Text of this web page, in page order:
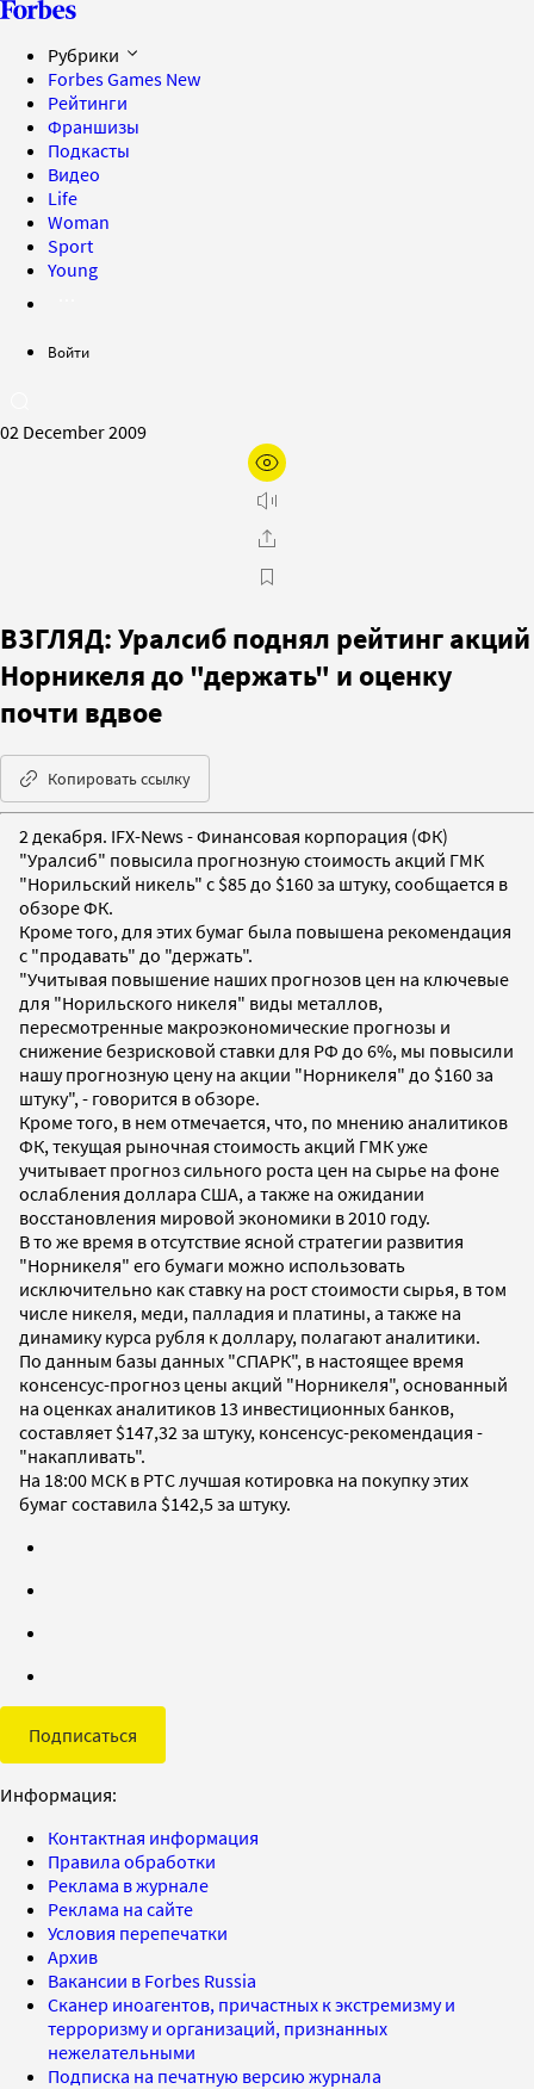
Рубрики
Forbes Games New
Рейтинги
Франшизы
Подкасты
Видео
Life
Woman
Sport
Young
Войти
02 December 2009
ВЗГЛЯД: Уралсиб поднял рейтинг акций
Норникеля до "держать" и оценку
почти вдвое
Копировать ссылку
2 декабря. IFX-News - Финансовая корпорация (ФК)
"Уралсиб" повысила прогнозную стоимость акций ГМК
"Норильский никель" с $85 до $160 за штуку, сообщается в
обзоре ФК.
Кроме того, для этих бумаг была повышена рекомендация
с "продавать" до "держать".
"Учитывая повышение наших прогнозов цен на ключевые
для "Норильского никеля" виды металлов,
пересмотренные макроэкономические прогнозы и
снижение безрисковой ставки для РФ до 6%, мы повысили
нашу прогнозную цену на акции "Норникеля" до $160 за
штуку", - говорится в обзоре.
Кроме того, в нем отмечается, что, по мнению аналитиков
ФК, текущая рыночная стоимость акций ГМК уже
учитывает прогноз сильного роста цен на сырье на фоне
ослабления доллара США, а также на ожидании
восстановления мировой экономики в 2010 году.
В то же время в отсутствие ясной стратегии развития
"Норникеля" его бумаги можно использовать
исключительно как ставку на рост стоимости сырья, в том
числе никеля, меди, палладия и платины, а также на
динамику курса рубля к доллару, полагают аналитики.
По данным базы данных "СПАРК", в настоящее время
консенсус-прогноз цены акций "Норникеля", основанный
на оценках аналитиков 13 инвестиционных банков,
составляет $147,32 за штуку, консенсус-рекомендация -
"накапливать".
На 18:00 МСК в РТС лучшая котировка на покупку этих
бумаг составила $142,5 за штуку.
Подписаться
Информация:
Контактная информация
Правила обработки
Реклама в журнале
Реклама на сайте
Условия перепечатки
Архив
Вакансии в Forbes Russia
Сканер иноагентов, причастных к экстремизму и
терроризму и организаций, признанных
нежелательными
Подписка на печатную версию журнала